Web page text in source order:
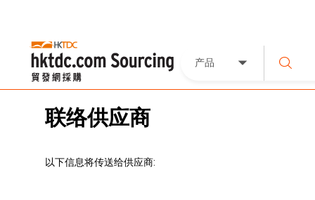
产品
联络供应商
以下信息将传送给供应商: